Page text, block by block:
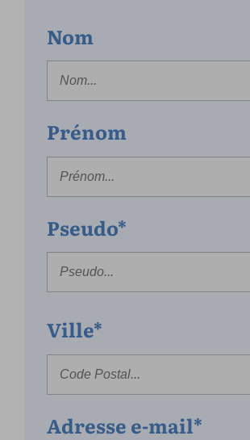
Nom
Prénom
Pseudo*
Ville*
Adresse e-mail*